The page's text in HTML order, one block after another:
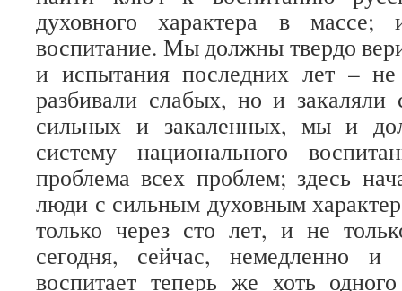
духовного характера в массе;
воспитание. Мы должны твердо
и испытания последних лет –
разбивали слабых, но и
сильных и закаленных, мы и
систему национального
проблема всех проблем; здесь
люди с сильным духовным
только через сто лет, и не
сегодня, сейчас,
воспитает теперь же хоть